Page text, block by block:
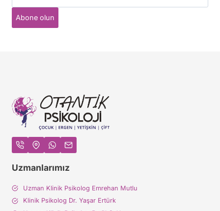
Abone olun
Uzmanlarımız
Uzman Klinik Psikolog Emrehan Mutlu
Klinik Psikolog Dr. Yaşar Ertürk